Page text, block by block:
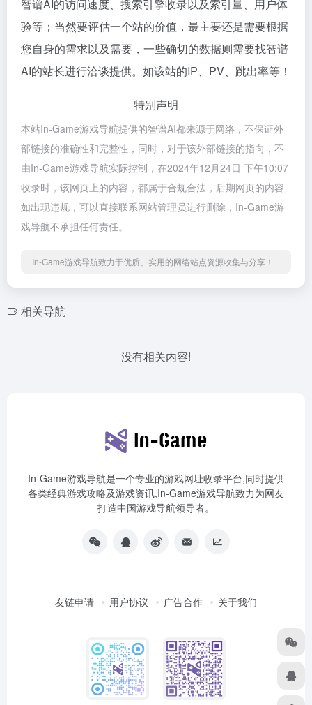
智谱AI的访问速度、搜索引擎收录以及索引量、用户体
验等；当然要评估一个站的价值，最主要还是需要根据
您自身的需求以及需要，一些确切的数据则需要找智谱
AI的站长进行洽谈提供。如该站的IP、PV、跳出率等！
特别声明
本站In-Game游戏导航提供的智谱AI都来源于网络，不保证外
部链接的准确性和完整性，同时，对于该外部链接的指向，不
由In-Game游戏导航实际控制，在2024年12月24日 下午10:07
收录时，该网页上的内容，都属于合规合法，后期网页的内容
如出现违规，可以直接联系网站管理员进行删除，In-Game游
戏导航不承担任何责任。
In-Game游戏导航致力于优质、实用的网络站点资源收集与分享！
相关导航
没有相关内容!
In-Game游戏导航是一个专业的游戏网址收录平台,同时提供
各类经典游戏攻略及游戏资讯,In-Game游戏导航致力为网友
打造中国游戏导航领导者。
友链申请 用户协议 广告合作 关于我们